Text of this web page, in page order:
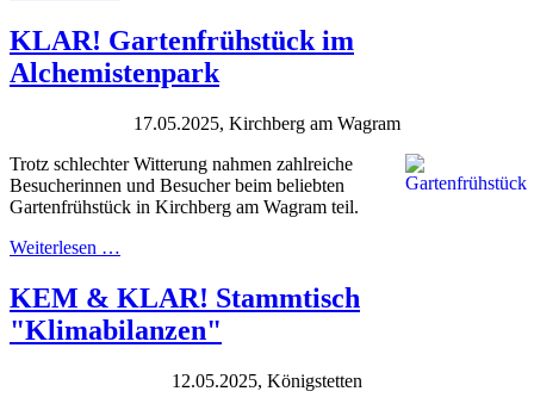
KLAR! Gartenfrühstück im
Alchemistenpark
17.05.2025, Kirchberg am Wagram
Trotz schlechter Witterung nahmen zahlreiche
Besucherinnen und Besucher beim beliebten
Gartenfrühstück in Kirchberg am Wagram teil.
Weiterlesen …
KEM & KLAR! Stammtisch
"Klimabilanzen"
12.05.2025, Königstetten